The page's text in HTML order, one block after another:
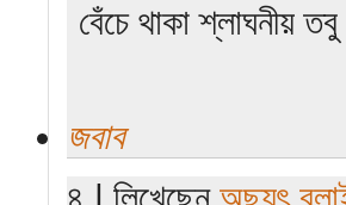
বেঁচে থাকা শ্লাঘনীয়
জবাব
৪ | লিখেছেন অছ্যুৎ